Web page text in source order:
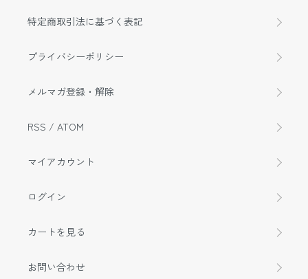
特定商取引法に基づく表記
プライバシーポリシー
メルマガ登録・解除
RSS / ATOM
マイアカウント
ログイン
カートを見る
お問い合わせ